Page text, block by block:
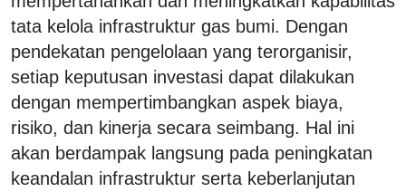
tata kelola infrastruktur gas bumi. Dengan
pendekatan pengelolaan yang terorganisir,
setiap keputusan investasi dapat dilakukan
dengan mempertimbangkan aspek biaya,
risiko, dan kinerja secara seimbang. Hal ini
akan berdampak langsung pada peningkatan
keandalan infrastruktur serta keberlanjutan